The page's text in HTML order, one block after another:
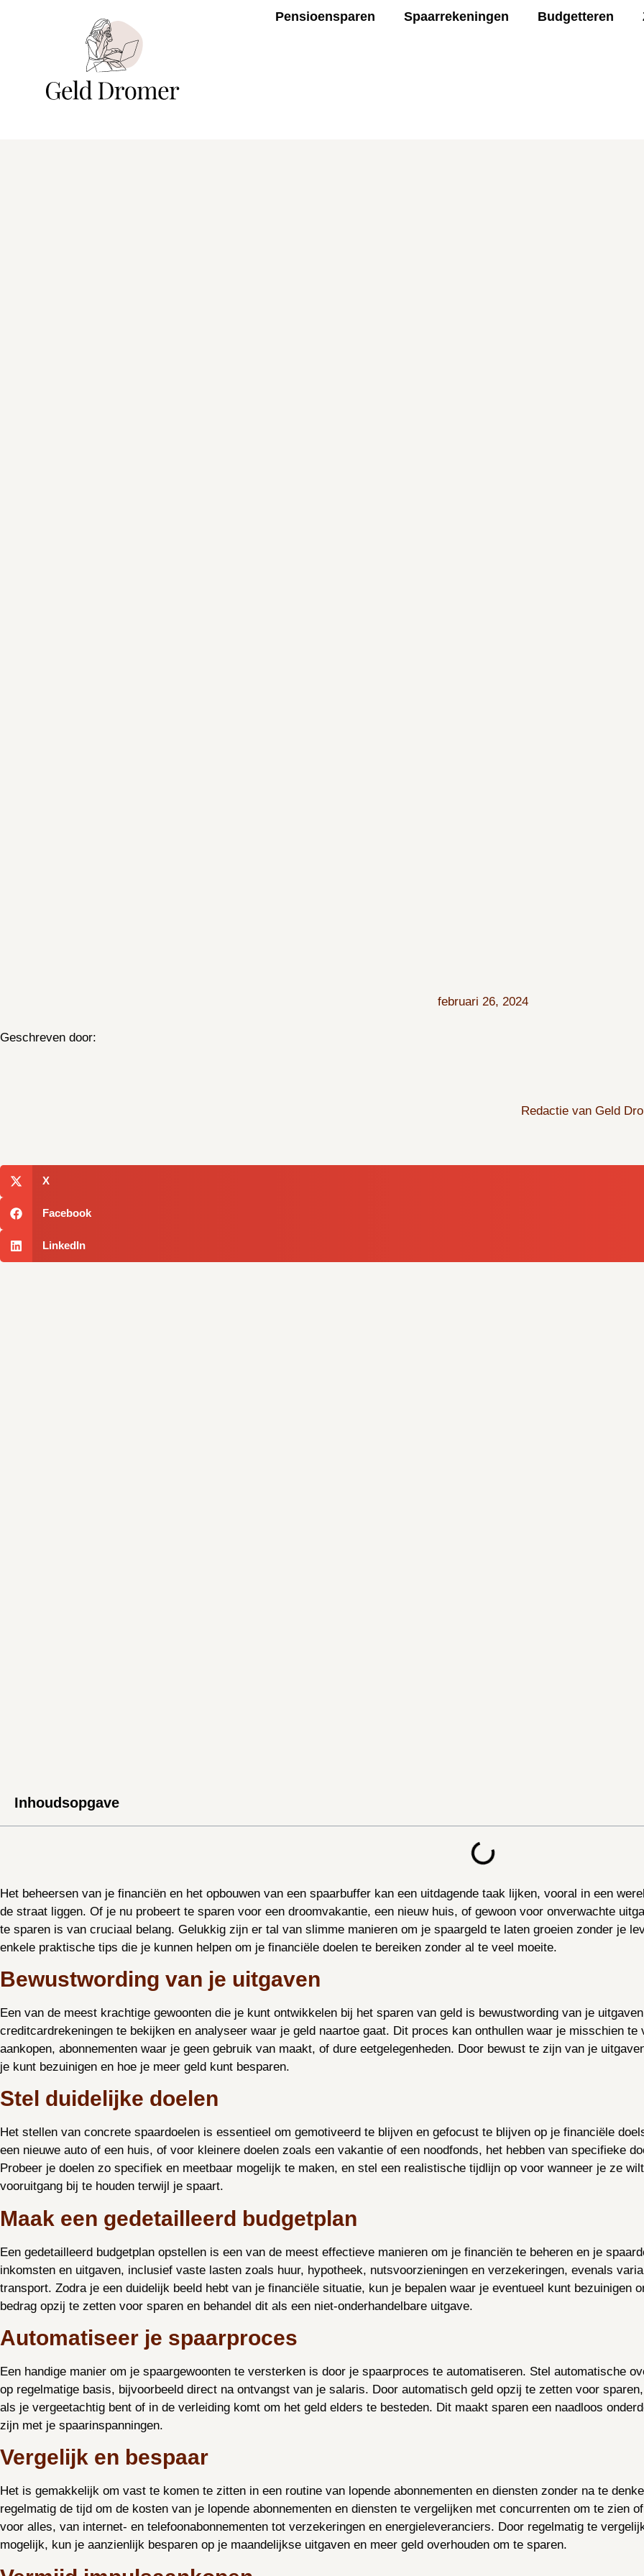
Pensioensparen Spaarrekeningen Budgetteren
februari 26, 2024
Geschreven door:
Redactie van Geld
X
Facebook
LinkedIn
Inhoudsopgave
Het beheersen van je financiën en het opbouwen van een spaarbuffer kan een uitdagende taak lijken, vooral in een
de straat liggen. Of je nu probeert te sparen voor een droomvakantie, een nieuw huis, of gewoon voor onverwachte
te sparen is van cruciaal belang. Gelukkig zijn er tal van slimme manieren om je spaargeld te laten groeien zonder je
enkele praktische tips die je kunnen helpen om je financiële doelen te bereiken zonder al te veel moeite.
Bewustwording van je uitgaven
Een van de meest krachtige gewoonten die je kunt ontwikkelen bij het sparen van geld is bewustwording van je
creditcardrekeningen te bekijken en analyseer waar je geld naartoe gaat. Dit proces kan onthullen waar je misschien
aankopen, abonnementen waar je geen gebruik van maakt, of dure eetgelegenheden. Door bewust te zijn van je
je kunt bezuinigen en hoe je meer geld kunt besparen.
Stel duidelijke doelen
Het stellen van concrete spaardoelen is essentieel om gemotiveerd te blijven en gefocust te blijven op je financiële
een nieuwe auto of een huis, of voor kleinere doelen zoals een vakantie of een noodfonds, het hebben van specifieke
Probeer je doelen zo specifiek en meetbaar mogelijk te maken, en stel een realistische tijdlijn op voor wanneer je ze
vooruitgang bij te houden terwijl je spaart.
Maak een gedetailleerd budgetplan
Een gedetailleerd budgetplan opstellen is een van de meest effectieve manieren om je financiën te beheren en je
inkomsten en uitgaven, inclusief vaste lasten zoals huur, hypotheek, nutsvoorzieningen en verzekeringen, evenals
transport. Zodra je een duidelijk beeld hebt van je financiële situatie, kun je bepalen waar je eventueel kunt bezuinigen
bedrag opzij te zetten voor sparen en behandel dit als een niet-onderhandelbare uitgave.
Automatiseer je spaarproces
Een handige manier om je spaargewoonten te versterken is door je spaarproces te automatiseren. Stel automatische
op regelmatige basis, bijvoorbeeld direct na ontvangst van je salaris. Door automatisch geld opzij te zetten voor
als je vergeetachtig bent of in de verleiding komt om het geld elders te besteden. Dit maakt sparen een naadloos
zijn met je spaarinspanningen.
Vergelijk en bespaar
Het is gemakkelijk om vast te komen te zitten in een routine van lopende abonnementen en diensten zonder na te
regelmatig de tijd om de kosten van je lopende abonnementen en diensten te vergelijken met concurrenten om te zien
voor alles, van internet- en telefoonabonnementen tot verzekeringen en energieleveranciers. Door regelmatig te
mogelijk, kun je aanzienlijk besparen op je maandelijkse uitgaven en meer geld overhouden om te sparen.